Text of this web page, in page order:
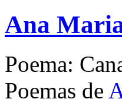
Ana
Poema:
Poemas de